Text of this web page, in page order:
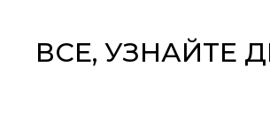
ВСЕ, УЗНАЙТЕ